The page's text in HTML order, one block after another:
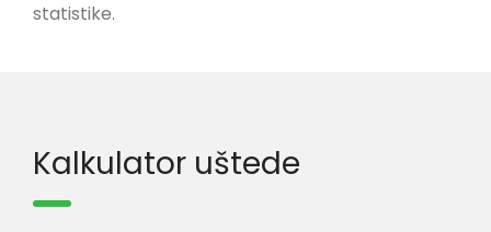
statistike.
Kalkulator uštede